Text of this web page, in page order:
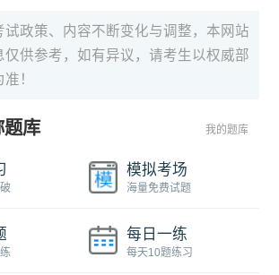
试政策、内容不断变化与调整，本网站
仅供参考，如有异议，请考生以权威部
！
题库 我的题库
模拟考场
海量免费试题
每日一练
每天10题练习